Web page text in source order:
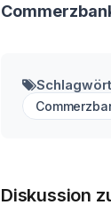
Diskussion